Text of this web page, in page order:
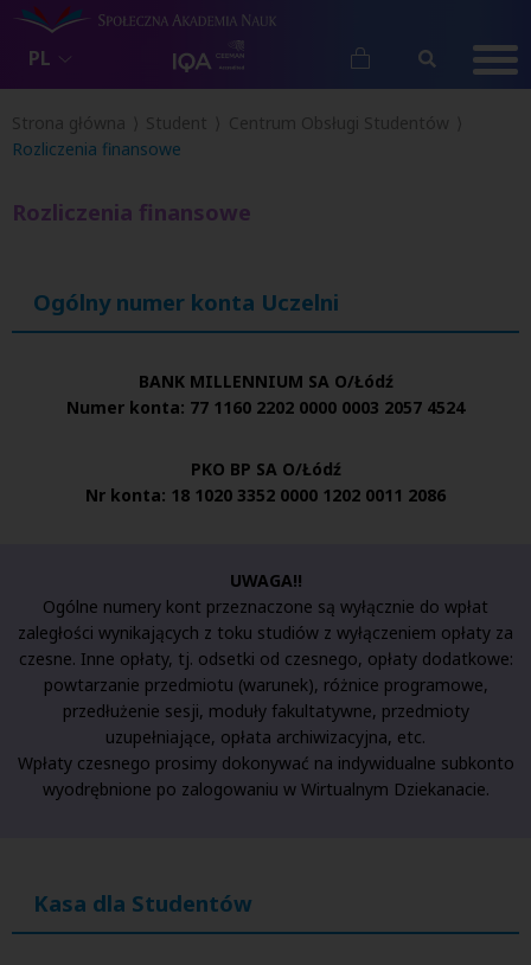
PL
Strona główna Student
Centrum Obsługi Studentów
Rozliczenia finansowe
Rozliczenia finansowe
Ogólny numer konta Uczelni
BANK MILLENNIUM SA O/Łódź
Numer konta: 77 1160 2202 0000 0003 2057 4524
PKO BP SA O/Łódź
Nr konta: 18 1020 3352 0000 1202 0011 2086
UWAGA!!
Ogólne numery kont przeznaczone są wyłącznie do wpłat
zaległości wynikających z toku studiów z wyłączeniem opłaty za
czesne. Inne opłaty, tj. odsetki od czesnego, opłaty dodatkowe:
powtarzanie przedmiotu (warunek), różnice programowe,
przedłużenie sesji, moduły fakultatywne, przedmioty
uzupełniające, opłata archiwizacyjna, etc.
Wpłaty czesnego prosimy dokonywać na indywidualne subkonto
wyodrębnione po zalogowaniu w Wirtualnym Dziekanacie.
Kasa dla Studentów